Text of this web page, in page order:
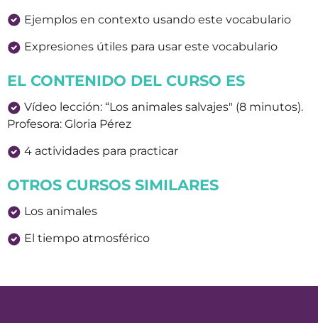
Ejemplos en contexto usando este vocabulario
Expresiones útiles para usar este vocabulario
EL CONTENIDO DEL CURSO ES
Vídeo lección: “Los animales salvajes" (8 minutos).
Profesora: Gloria Pérez
4 actividades para practicar
OTROS CURSOS SIMILARES
Los animales
El tiempo atmosférico